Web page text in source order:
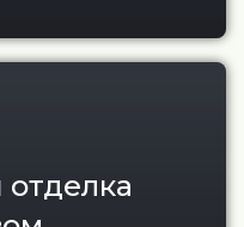
отделка деревом